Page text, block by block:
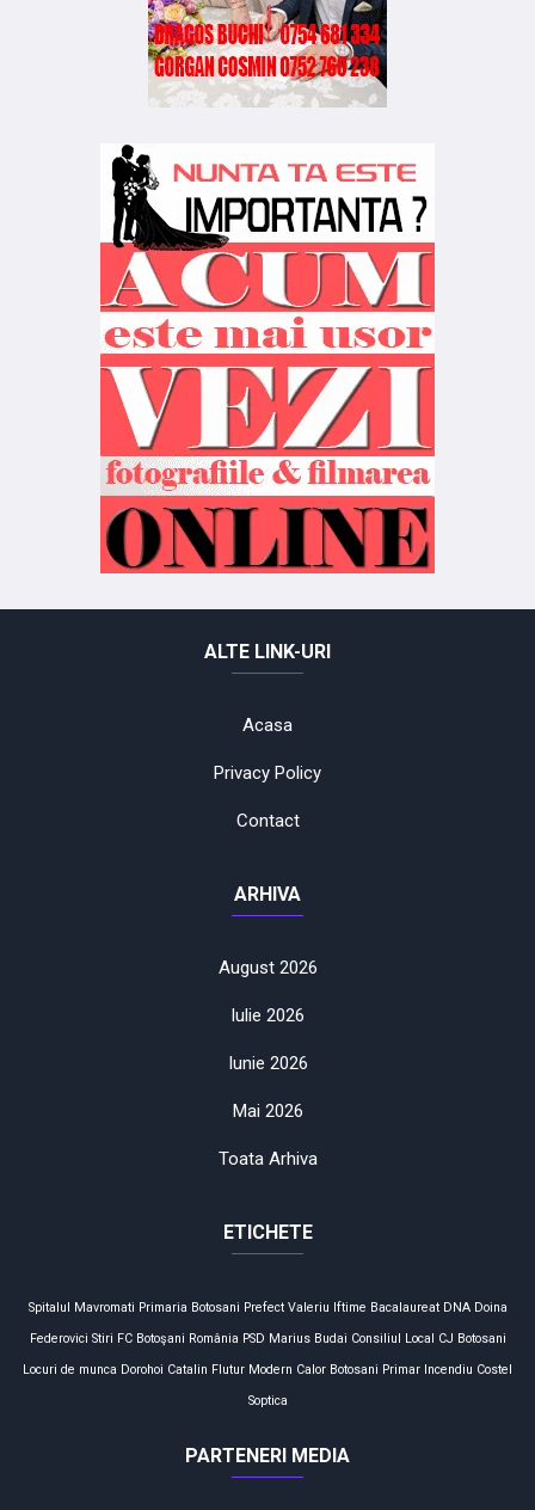
ALTE LINK-URI
Acasa
Privacy Policy
Contact
ARHIVA
August 2026
Iulie 2026
Iunie 2026
Mai 2026
Toata Arhiva
ETICHETE
Spitalul Mavromati Primaria Botosani Prefect Valeriu Iftime Bacalaureat DNA Doina
Federovici Stiri FC Botoşani România PSD Marius Budai Consiliul Local CJ Botosani
Locuri de munca Dorohoi Catalin Flutur Modern Calor Botosani Primar Incendiu Costel
Soptica
PARTENERI MEDIA